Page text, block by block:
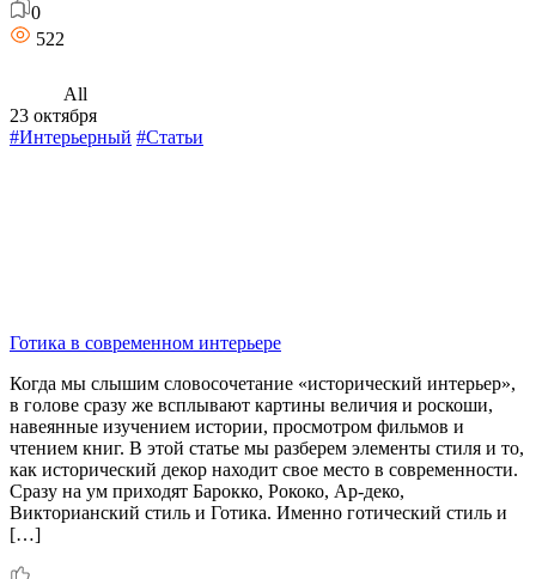
0
522
All
23 октября
#Интерьерный #Статьи
Готика в современном интерьере
Когда мы слышим словосочетание «исторический интерьер»,
в голове сразу же всплывают картины величия и роскоши,
навеянные изучением истории, просмотром фильмов и
чтением книг. В этой статье мы разберем элементы стиля и то,
как исторический декор находит свое место в современности.
Сразу на ум приходят Барокко, Рококо, Ар-деко,
Викторианский стиль и Готика. Именно готический стиль и
[…]